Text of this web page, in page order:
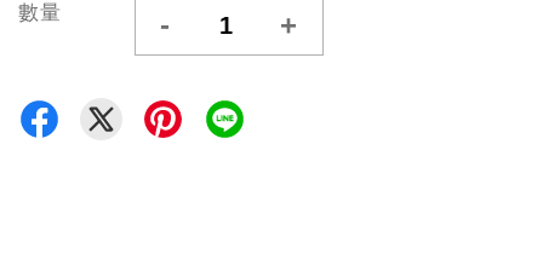
數量 - +